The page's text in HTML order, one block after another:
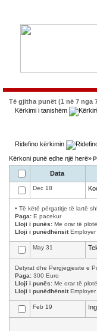
Të gjitha punët (1 në 7 nga
Kërkimi i tanishëm
Ridefino kërkimin
Kërkoni punë edhe një herë»
Data
Dec 18
• Të këtë përgatitje të lartë
Paga: E pacekur
Lloji i punës: Me orar të plotë
Lloji i punëdhënsitEmployer
May 31
Detyrat dhe Pergjegjesite e
Paga: 300 Euro
Lloji i punës: Me orar të plotë
Lloji i punëdhënsitEmployer
Feb 19